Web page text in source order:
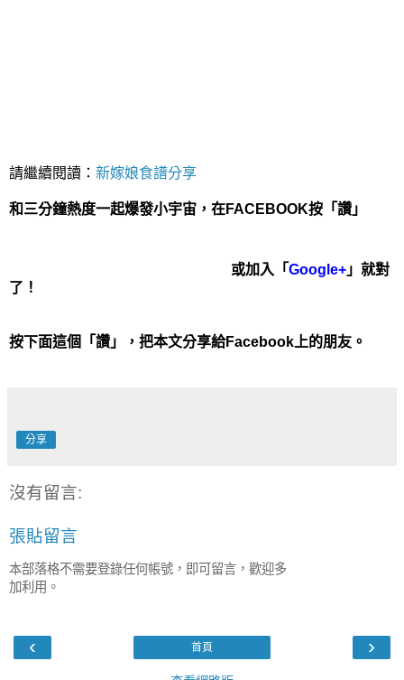
請繼續閱讀： 新嫁娘食譜分享
和三分鐘熱度一起爆發小宇宙，在FACEBOOK按「讚」
或加入「Google+ 」就對
了！
按下面這個「讚」，把本文分享給Facebook上的朋友。
分享
沒有留言:
張貼留言
本部落格不需要登錄任何帳號，即可留言，歡迎多
加利用。
‹ ›
首頁